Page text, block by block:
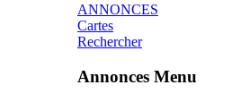
ANNONCES
Cartes
Rechercher
Annonces Menu